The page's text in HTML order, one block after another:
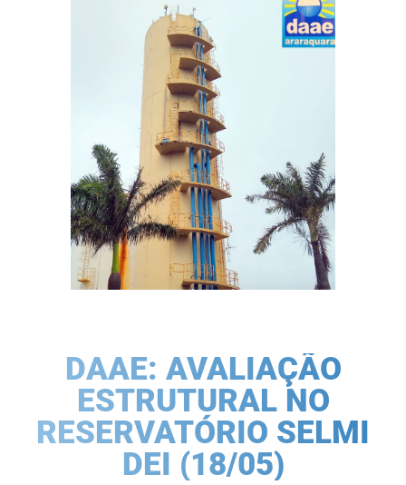
DAAE: AVALIAÇÃO
ESTRUTURAL NO
RESERVATÓRIO SELMI
DEI (18/05)